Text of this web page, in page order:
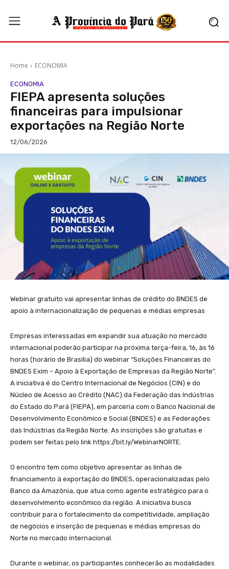
Home ECONOMIA
ECONOMIA
FIEPA apresenta soluções
financeiras para impulsionar
exportações na Região Norte
12/06/2026
Webinar gratuito vai apresentar linhas de crédito do BNDES de
apoio à internacionalização de pequenas e médias empresas
Empresas interessadas em expandir sua atuação no mercado
internacional poderão participar na próxima terça-feira, 16, às 16
horas (horário de Brasília) do webinar “Soluções Financeiras do
BNDES Exim – Apoio à Exportação de Empresas da Região Norte”.
A iniciativa é do Centro Internacional de Negócios (CIN) e do
Núcleo de Acesso ao Crédito (NAC) da Federação das Indústrias
do Estado do Pará (FIEPA), em parceria com o Banco Nacional de
Desenvolvimento Econômico e Social (BNDES) e as Federações
das Indústrias da Região Norte. As inscrições são gratuitas e
podem ser feitas pelo link https://bit.ly/WebinarNORTE.
O encontro tem como objetivo apresentar as linhas de
financiamento à exportação do BNDES, operacionalizadas pelo
Banco da Amazônia, que atua como agente estratégico para o
desenvolvimento econômico da região. A iniciativa busca
contribuir para o fortalecimento da competitividade, ampliação
de negócios e inserção de pequenas e médias empresas do
Norte no mercado internacional.
Durante o webinar, os participantes conhecerão as modalidades